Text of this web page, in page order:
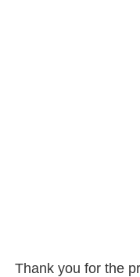
Thank you for the